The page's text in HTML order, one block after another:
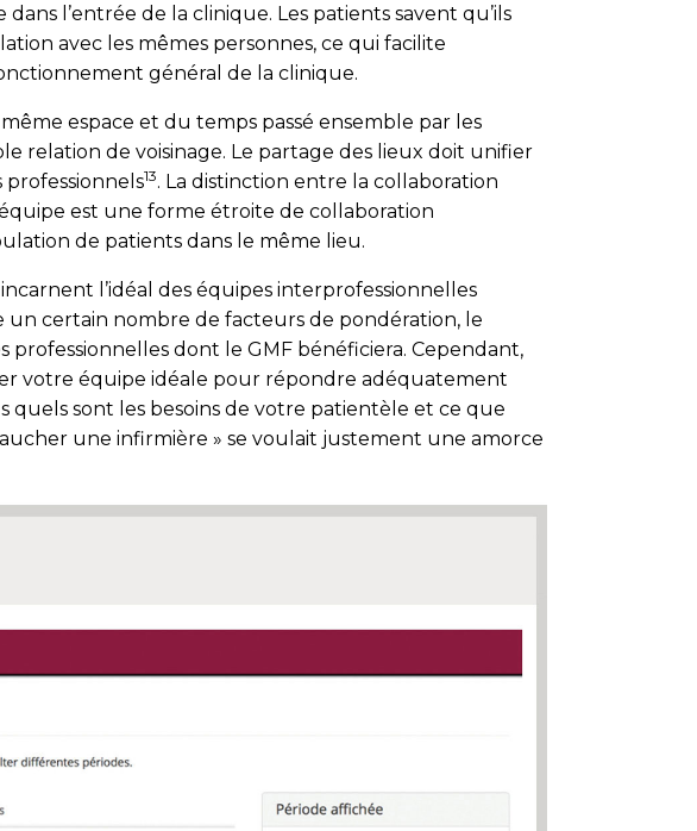
l’entrée de la clinique. Les patients savent qu’ils
avec les mêmes personnes, ce qui facilite
général de la clinique.
espace et du temps passé ensemble par les
relation de voisinage. Le partage des lieux doit unifier
13. La distinction entre la collaboration
est une forme étroite de collaboration
de patients dans le même lieu.
l’idéal des équipes interprofessionnelles
certain nombre de facteurs de pondération, le
professionnelles dont le GMF bénéficiera. Cependant,
votre équipe idéale pour répondre adéquatement
quels sont les besoins de votre patientèle et ce que
une infirmière » se voulait justement une amorce